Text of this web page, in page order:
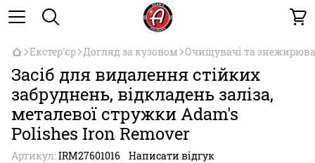
Екстер'єр Догляд за кузовом Очищувачі та
Засіб для видалення стійких
забруднень, відкладень заліза,
металевої стружки Adam's
Polishes Iron Remover
Артикул:IRM276­01­016 Написати відгук